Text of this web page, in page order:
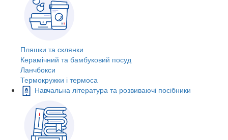
Пляшки та склянки
Керамічний та бамбуковий посуд
Ланчбокси
Термокружки і термоса
Навчальна література та розвиваючі посібники